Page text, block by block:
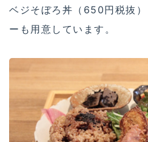
ベジそぼろ丼（650円税抜
ーも用意しています。